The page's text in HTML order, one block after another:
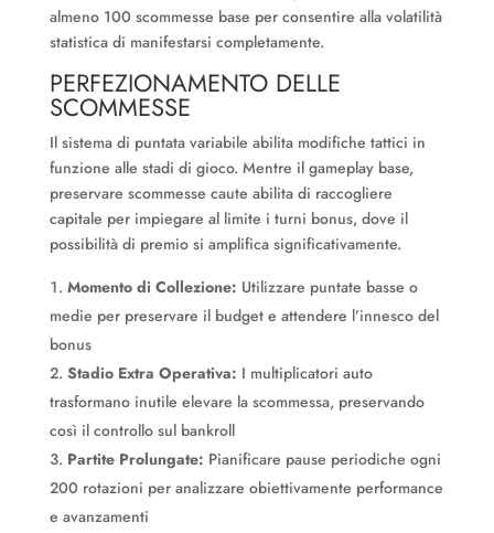
almeno 100 scommesse base per consentire alla volatilità
statistica di manifestarsi completamente.
PERFEZIONAMENTO DELLE
SCOMMESSE
Il sistema di puntata variabile abilita modifiche tattici in
funzione alle stadi di gioco. Mentre il gameplay base,
preservare scommesse caute abilita di raccogliere
capitale per impiegare al limite i turni bonus, dove il
possibilità di premio si amplifica significativamente.
Momento di Collezione: Utilizzare puntate basse o
medie per preservare il budget e attendere l’innesco del
bonus
Stadio Extra Operativa: I multiplicatori auto
trasformano inutile elevare la scommessa, preservando
così il controllo sul bankroll
Partite Prolungate: Pianificare pause periodiche ogni
200 rotazioni per analizzare obiettivamente performance
e avanzamenti